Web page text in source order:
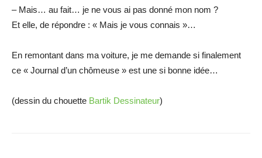
– Mais… au fait… je ne vous ai pas donné mon nom ?
Et elle, de répondre : « Mais je vous connais »…
En remontant dans ma voiture, je me demande si finalement
ce « Journal d’un chômeuse » est une si bonne idée…
(dessin du chouette Bartik Dessinateur)